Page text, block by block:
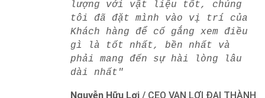
lượng với vật liệu tốt, chúng
tôi đã đặt mình vào vị trí của
Khách hàng để cố gắng xem điều
gì là tốt nhất, bền nhất và
phải mang đến sự hài lòng lâu
dài nhất"
Nguyễn Hữu Lợi / CEO VẠN LỢI ĐẠI THÀNH